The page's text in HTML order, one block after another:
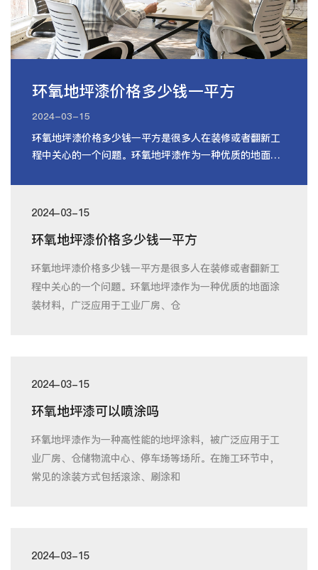
环氧地坪漆价格多少钱一平方
2024-03-15
环氧地坪漆价格多少钱一平方是很多人在装修或者翻新工
程中关心的一个问题。环氧地坪漆作为一种优质的地面涂
2024-03-15
环氧地坪漆价格多少钱一平方
环氧地坪漆价格多少钱一平方是很多人在装修或者翻新工
程中关心的一个问题。环氧地坪漆作为一种优质的地面涂
装材料，广泛应用于工业厂房、仓
2024-03-15
环氧地坪漆可以喷涂吗
环氧地坪漆作为一种高性能的地坪涂料，被广泛应用于工
业厂房、仓储物流中心、停车场等场所。在施工环节中，
常见的涂装方式包括滚涂、刷涂和
2024-03-15